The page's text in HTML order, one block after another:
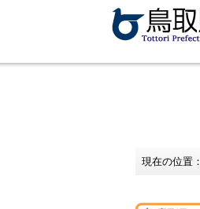
現在の位置：